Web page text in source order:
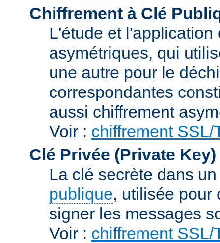
Chiffrement à Clé
L'étude et
asymétriques, qui
une autre pour le
correspondantes
aussi chiffrement
Voir : chiffrement SSL/
Clé Privée (Private Key)
La clé secrète dans
publique, utilisée pour
signer les messages
Voir : chiffrement SSL/